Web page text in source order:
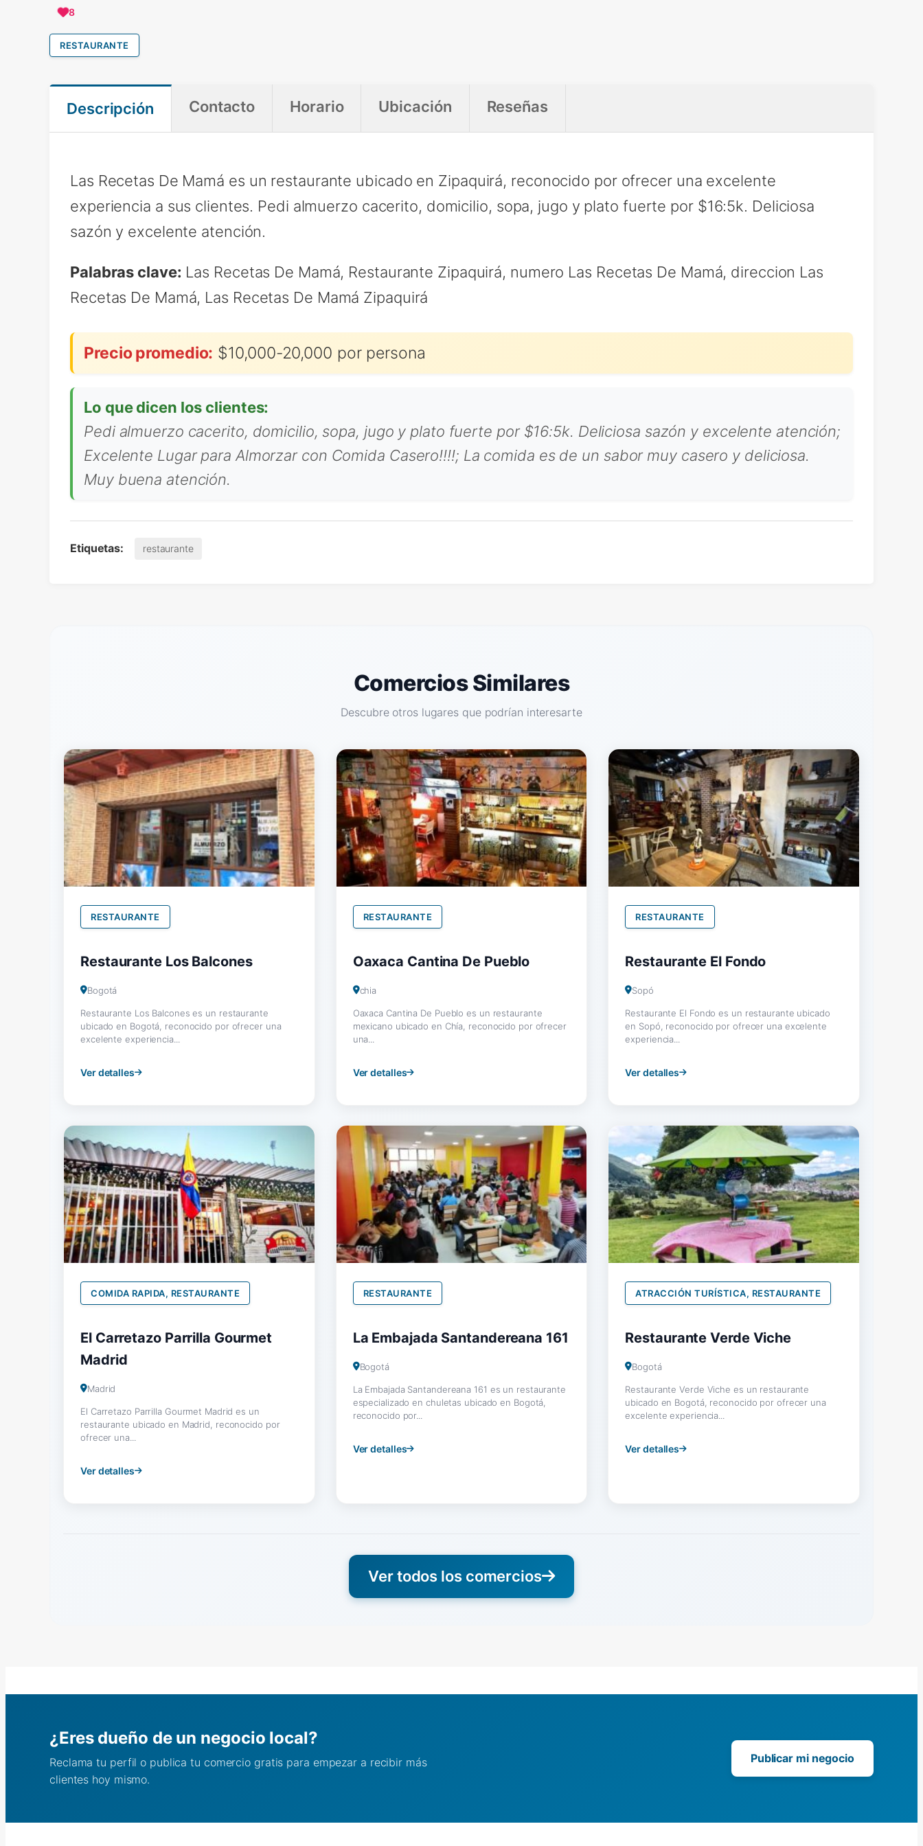
8
RESTAURANTE
Descripción Contacto Horario Ubicación Reseñas
Las Recetas De Mamá es un restaurante ubicado en Zipaquirá, reconocido por ofrecer una excelente
experiencia a sus clientes. Pedi almuerzo cacerito, domicilio, sopa, jugo y plato fuerte por $16:5k. Deliciosa
sazón y excelente atención.
Palabras clave: Las Recetas De Mamá, Restaurante Zipaquirá, numero Las Recetas De Mamá, direccion Las
Recetas De Mamá, Las Recetas De Mamá Zipaquirá
Precio promedio: $10,000-20,000 por persona
Lo que dicen los clientes:
Pedi almuerzo cacerito, domicilio, sopa, jugo y plato fuerte por $16:5k. Deliciosa sazón y excelente atención;
Excelente Lugar para Almorzar con Comida Casero!!!!; La comida es de un sabor muy casero y deliciosa.
Muy buena atención.
Etiquetas: restaurante
Comercios Similares
Descubre otros lugares que podrían interesarte
RESTAURANTE
Restaurante Los Balcones
Bogotá
Restaurante Los Balcones es un restaurante
ubicado en Bogotá, reconocido por ofrecer una
excelente experiencia...
Ver detalles
RESTAURANTE
Oaxaca Cantina De Pueblo
chia
Oaxaca Cantina De Pueblo es un restaurante
mexicano ubicado en Chía, reconocido por ofrecer
una...
Ver detalles
RESTAURANTE
Restaurante El Fondo
Sopó
Restaurante El Fondo es un restaurante ubicado
en Sopó, reconocido por ofrecer una excelente
experiencia...
Ver detalles
COMIDA RAPIDA, RESTAURANTE
El Carretazo Parrilla Gourmet
Madrid
Madrid
El Carretazo Parrilla Gourmet Madrid es un
restaurante ubicado en Madrid, reconocido por
ofrecer una...
Ver detalles
RESTAURANTE
La Embajada Santandereana 161
Bogotá
La Embajada Santandereana 161 es un restaurante
especializado en chuletas ubicado en Bogotá,
reconocido por...
Ver detalles
ATRACCIÓN TURÍSTICA, RESTAURANTE
Restaurante Verde Viche
Bogotá
Restaurante Verde Viche es un restaurante
ubicado en Bogotá, reconocido por ofrecer una
excelente experiencia...
Ver detalles
Ver todos los comercios
¿Eres dueño de un negocio local?
Reclama tu perfil o publica tu comercio gratis para empezar a recibir más
clientes hoy mismo.
Publicar mi negocio